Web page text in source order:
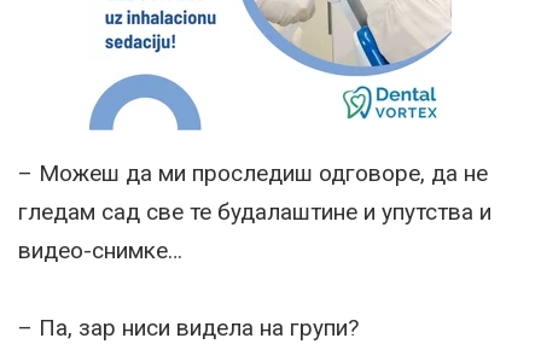
– Можеш да ми проследиш одговоре, да не
гледам сад све те будалаштине и упутства и
видео-снимке…
– Па, зар ниси видела на групи?